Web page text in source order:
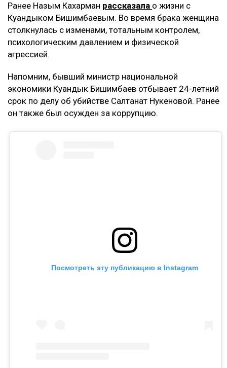
Ранее Назым Кахарман рассказала о жизни с
Куандыком Бишимбаевым. Во время брака женщина
столкнулась с изменами, тотальным контролем,
психологическим давлением и физической
агрессией.
Напомним, бывший министр национальной
экономики Куандык Бишимбаев отбывает 24-летний
срок по делу об убийстве Салтанат Нукеновой. Ранее
он также был осужден за коррупцию.
Посмотреть эту публикацию в Instagram